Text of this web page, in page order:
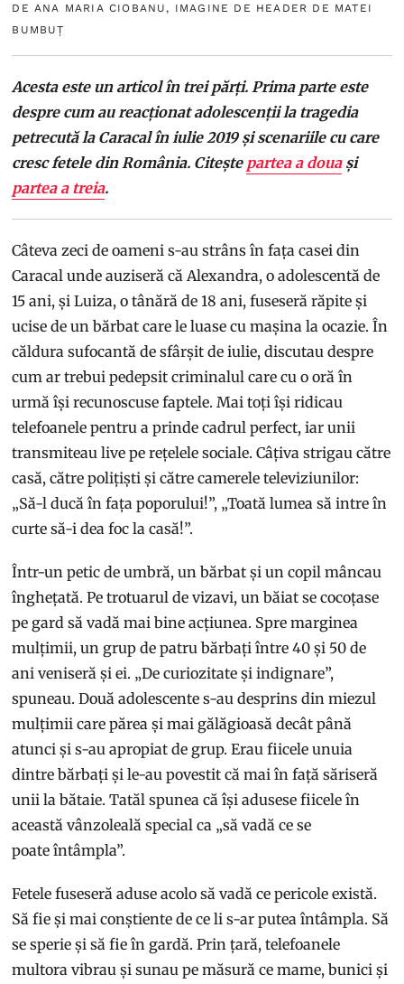
DE ANA MARIA CIOBANU, IMAGINE DE HEADER DE MATEI
BUMBUȚ
Acesta este un articol în trei părți. Prima parte este
despre cum au reacționat adolescenții la tragedia
petrecută la Caracal în iulie 2019 și scenariile cu care
cresc fetele din România. Citește partea a douași
partea a treia.
Câteva zeci de oameni s-au strâns în fața casei din
Caracal unde auziseră că Alexandra, o adolescentă de
15 ani, și Luiza, o tânără de 18 ani, fuseseră răpite și
ucise de un bărbat care le luase cu mașina la ocazie. În
căldura sufocantă de sfârșit de iulie, discutau despre
cum ar trebui pedepsit criminalul care cu o oră în
urmă își recunoscuse faptele. Mai toți își ridicau
telefoanele pentru a prinde cadrul perfect, iar unii
transmiteau live pe rețelele sociale. Câțiva strigau către
casă, către polițiști și către camerele televiziunilor:
„Să-l ducă în fața poporului!”, „Toată lumea să intre în
curte să-i dea foc la casă!”.
Într-un petic de umbră, un bărbat și un copil mâncau
înghețată. Pe trotuarul de vizavi, un băiat se cocoțase
pe gard să vadă mai bine acțiunea. Spre marginea
mulțimii, un grup de patru bărbați între 40 și 50 de
ani veniseră și ei. „De curiozitate și indignare”,
spuneau. Două adolescente s-au desprins din miezul
mulțimii care părea și mai gălăgioasă decât până
atunci și s-au apropiat de grup. Erau fiicele unuia
dintre bărbați și le-au povestit că mai în față săriseră
unii la bătaie. Tatăl spunea că își adusese fiicele în
această vânzoleală special ca „să vadă ce se
poate întâmpla”.
Fetele fuseseră aduse acolo să vadă ce pericole există.
Să fie și mai conștiente de ce li s-ar putea întâmpla. Să
se sperie și să fie în gardă. Prin țară, telefoanele
multora vibrau și sunau pe măsură ce mame, bunici și